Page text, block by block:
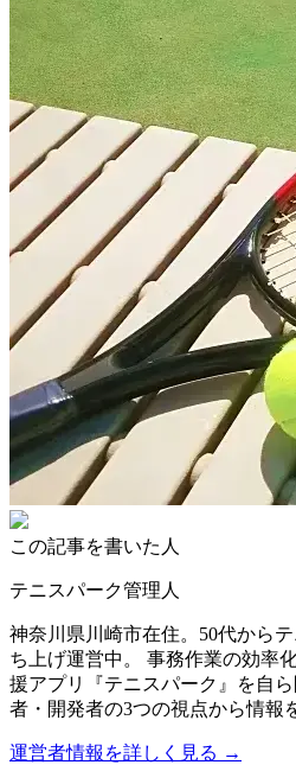
この記事を書いた人
テニスパーク管理人
神奈川県川崎市在住。50代から
ち上げ運営中。 事務作業の効率
援アプリ『テニスパーク』を自
者・開発者の3つの視点から情報
運営者情報を詳しく見る →